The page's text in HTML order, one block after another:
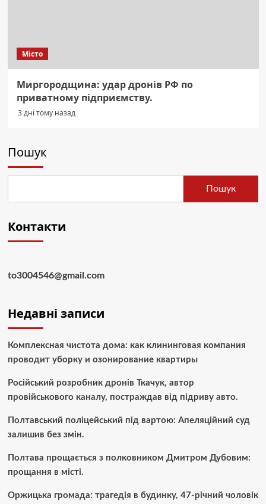
Місто
Миргородщина: удар дронів РФ по
приватному підприємству.
3 дні тому назад
Пошук
Пошук
Контакти
to3004546@gmail.com
Недавні записи
Комплексная чистота дома: как клининговая компания
проводит уборку и озонирование квартиры
Російський розробник дронів Ткачук, автор
провійськового каналу, постраждав від підриву авто.
Полтавський поліцейський під вартою: Апеляційний суд
залишив без змін.
Полтава прощається з полковником Дмитром Дубовим:
прощання в місті.
Оржицька громада: трагедія в будинку, 47-річний чоловік